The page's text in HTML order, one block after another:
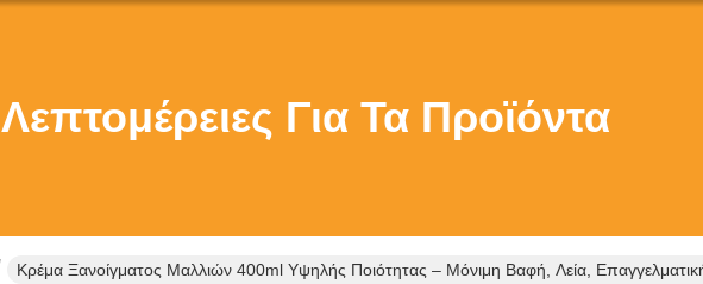
Λεπτομέρειες Για Τα Προϊόντα
Κρέμα Ξανοίγματος Μαλλιών 400ml Υψηλής Ποιότητας – Μόνιμη Βαφή, Λεία,